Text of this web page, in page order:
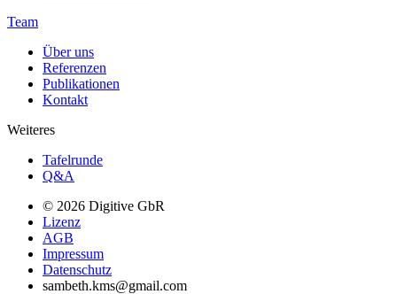
Team
Über uns
Referenzen
Publikationen
Kontakt
Weiteres
Tafelrunde
Q&A
© 2026 Digitive GbR
Lizenz
AGB
Impressum
Datenschutz
sambeth.kms@gmail.com